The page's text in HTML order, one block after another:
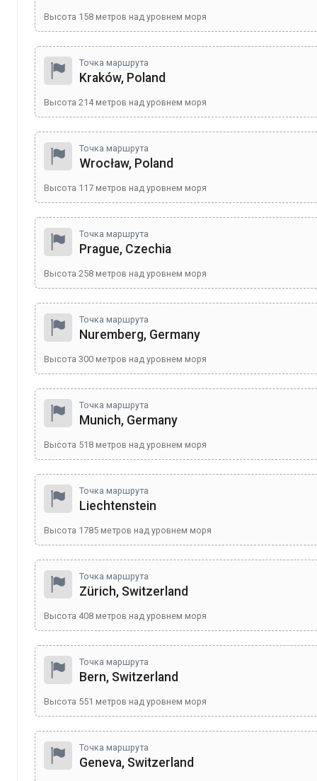
Высота 158 метров над уровнем моря
Точка маршрута
Kraków, Poland
Высота 214метров над уровнем моря
Точка маршрута
Wrocław, Poland
Высота 117 метров над уровнем моря
Точка маршрута
Prague, Czechia
Высота 258 метров над уровнем моря
Точка маршрута
Nuremberg, Germany
Высота 300 метров над уровнем моря
Точка маршрута
Munich, Germany
Высота 518 метров над уровнем моря
Точка маршрута
Liechtenstein
Высота 1785 метров над уровнем моря
Точка маршрута
Zürich, Switzerland
Высота 408 метров над уровнем моря
Точка маршрута
Bern, Switzerland
Высота 551 метров над уровнем моря
Точка маршрута
Geneva, Switzerland